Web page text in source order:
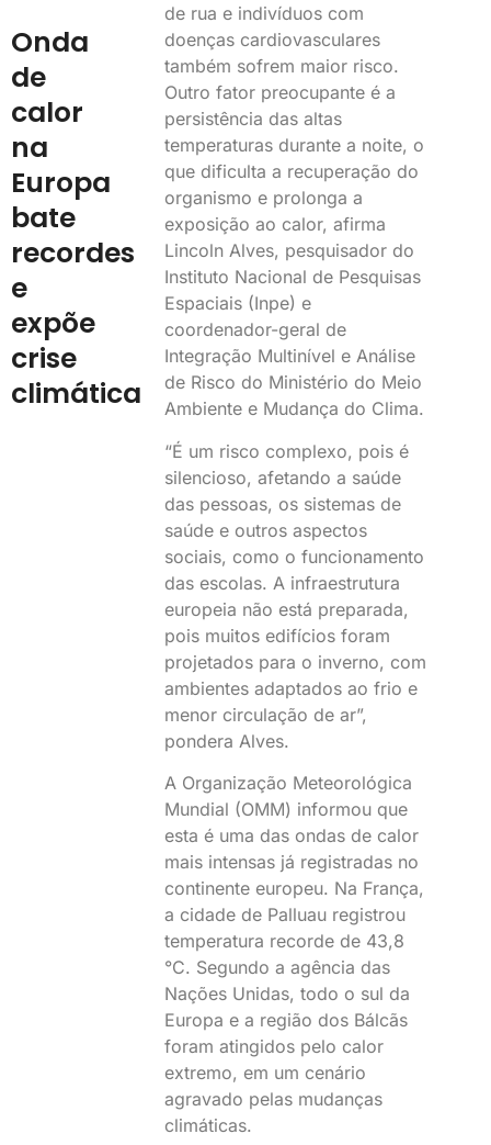
Onda
de
calor
na
Europa
bate
recordes
e
expõe
crise
climática
de rua e indivíduos com
doenças cardiovasculares
também sofrem maior risco.
Outro fator preocupante é a
persistência das altas
temperaturas durante a noite, o
que dificulta a recuperação do
organismo e prolonga a
exposição ao calor, afirma
Lincoln Alves, pesquisador do
Instituto Nacional de Pesquisas
Espaciais (Inpe) e
coordenador-geral de
Integração Multinível e Análise
de Risco do Ministério do Meio
Ambiente e Mudança do Clima.
“É um risco complexo, pois é
silencioso, afetando a saúde
das pessoas, os sistemas de
saúde e outros aspectos
sociais, como o funcionamento
das escolas. A infraestrutura
europeia não está preparada,
pois muitos edifícios foram
projetados para o inverno, com
ambientes adaptados ao frio e
menor circulação de ar”,
pondera Alves.
A Organização Meteorológica
Mundial (OMM) informou que
esta é uma das ondas de calor
mais intensas já registradas no
continente europeu. Na França,
a cidade de Palluau registrou
temperatura recorde de 43,8
°C. Segundo a agência das
Nações Unidas, todo o sul da
Europa e a região dos Bálcãs
foram atingidos pelo calor
extremo, em um cenário
agravado pelas mudanças
climáticas.